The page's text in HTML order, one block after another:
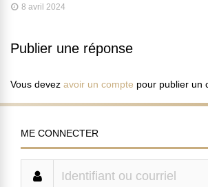
8 avril 2024
Publier une réponse
Vous devez avoir un compte pour publier un
ME CONNECTER